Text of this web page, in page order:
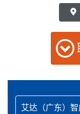
艾达（广东）